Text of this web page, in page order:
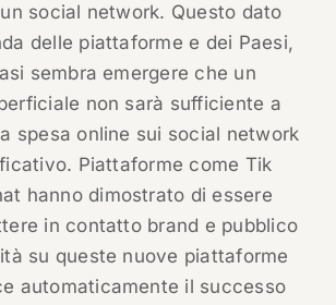
un social network. Questo dato
delle piattaforme e dei Paesi,
sembra emergere che un
non sarà sufficiente a
spesa online sui social network
Piattaforme come Tik
hanno dimostrato di essere
in contatto brand e pubblico
su queste nuove piattaforme
automaticamente il successo